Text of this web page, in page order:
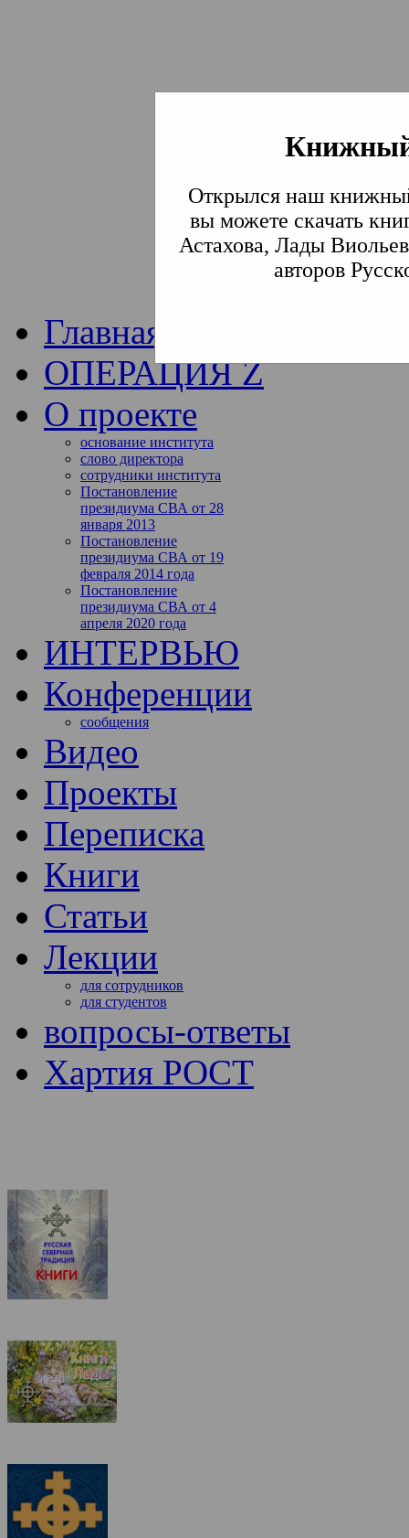
Открылся наш
вы можете скачать
Астахова, Лады
авторов
Институт
Традиции СВА
Главная
ОПЕРАЦИЯ Z
О проекте
основание института
слово директора
сотрудники института
Постановление
президиума СВА от 28
января 2013
Постановление
президиума СВА от 19
февраля 2014 года
Постановление
президиума СВА от 4
апреля 2020 года
ИНТЕРВЬЮ
Конференции
сообщения
Видео
Проекты
Переписка
Книги
Статьи
Лекции
для сотрудников
для студентов
вопросы-ответы
Хартия РОСТ